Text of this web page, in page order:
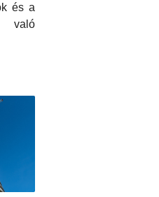
és a
való